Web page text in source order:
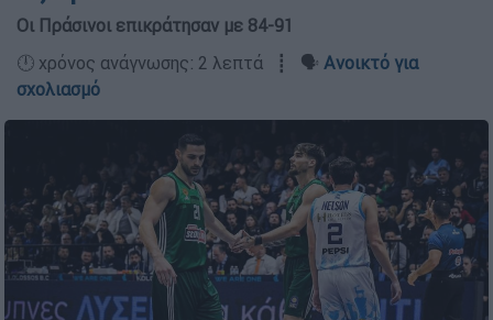
Οι Πράσινοι επικράτησαν με 84-91
🕛 χρόνος ανάγνωσης: 2 λεπτά ┋ 🗣️ Ανοικτό για
σχολιασμό